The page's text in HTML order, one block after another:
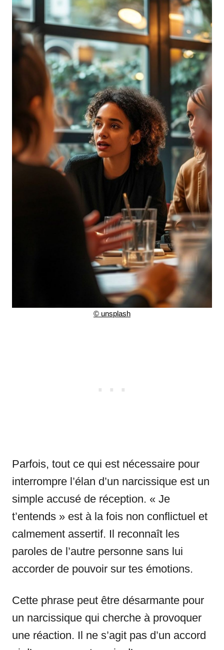
© unsplash
Parfois, tout ce qui est nécessaire pour
interrompre l’élan d’un narcissique est un
simple accusé de réception. « Je
t’entends » est à la fois non conflictuel et
calmement assertif. Il reconnaît les
paroles de l’autre personne sans lui
accorder de pouvoir sur tes émotions.
Cette phrase peut être désarmante pour
un narcissique qui cherche à provoquer
une réaction. Il ne s’agit pas d’un accord